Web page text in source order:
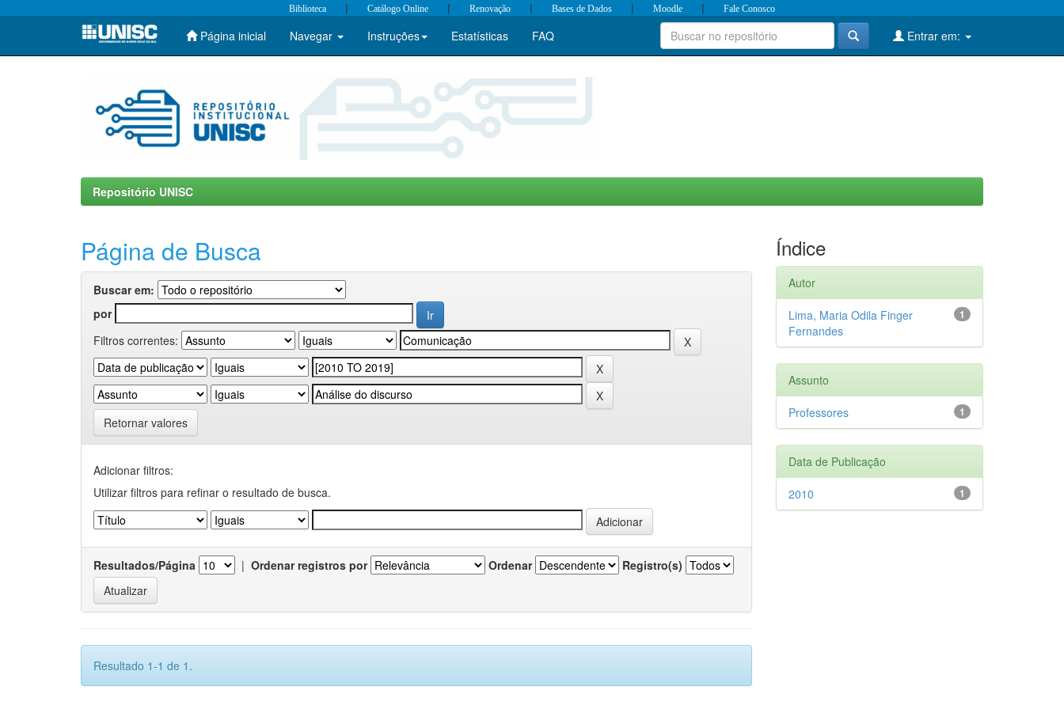
Skip
Biblioteca | Catálogo Online | Renovação | Bases de Dados | Moodle | Fale Conosco
Página inicial Navegar Instruções Estatísticas FAQ Entrar em:
Repositório UNISC
Página de Busca
Buscar em:
por
Filtros correntes:
Retornar valores
Adicionar filtros:
Utilizar filtros para refinar o resultado de busca.
Resultados/Página | Ordenar registros por Ordenar Registro(s)
Resultado 1-1 de 1.
Índice
Autor
1
Lima, Maria Odila Finger
Fernandes
Assunto
1
Professores
Data de Publicação
1
2010